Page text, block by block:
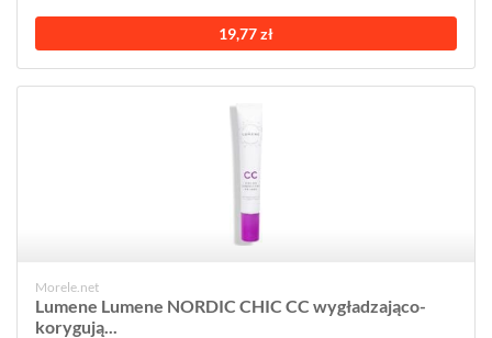
19,77 zł
Morele.net
Lumene Lumene NORDIC CHIC CC wygładzająco-
korygują...